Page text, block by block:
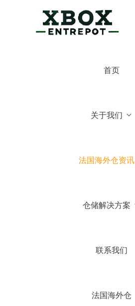
首页
关于我们
法国海外仓资讯
仓储解决方案
联系我们
法国海外仓
3.我们可以到法国参观你们仓
4.你们国内有公司吗？